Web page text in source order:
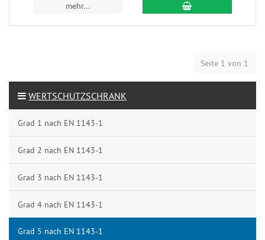
mehr...
Seite 1 von 1
WERTSCHUTZSCHRANK
Grad 1 nach EN 1143-1
Grad 2 nach EN 1143-1
Grad 3 nach EN 1143-1
Grad 4 nach EN 1143-1
Grad 5 nach EN 1143-1